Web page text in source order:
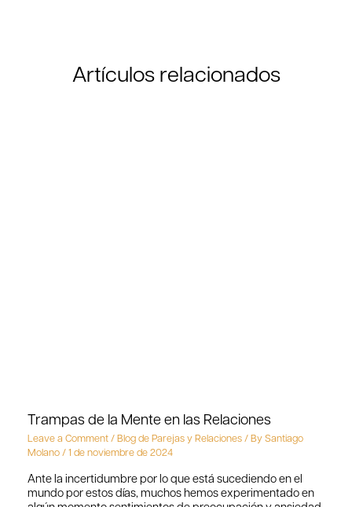
Artículos relacionados
Trampas de la Mente en las Relaciones
Leave a Comment / Blog de Parejas y Relaciones / BySantiago
Molano /1 de noviembre de 2024
Ante la incertidumbre por lo que está sucediendo en el
mundo por estos días, muchos hemos experimentado en